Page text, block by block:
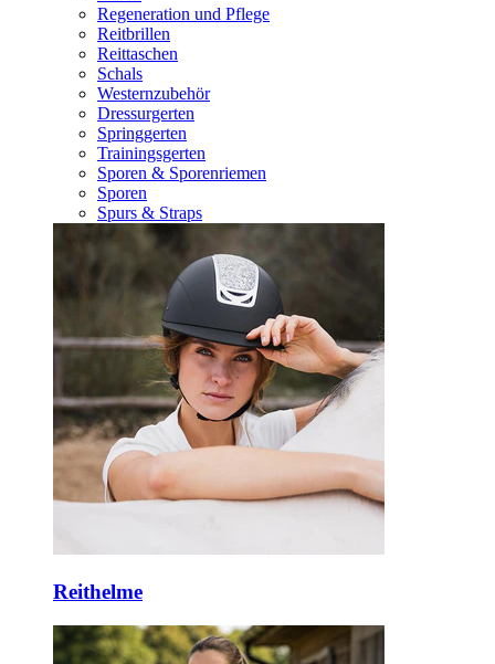
Regeneration und Pflege
Reitbrillen
Reittaschen
Schals
Westernzubehör
Dressurgerten
Springgerten
Trainingsgerten
Sporen & Sporenriemen
Sporen
Spurs & Straps
Reithelme